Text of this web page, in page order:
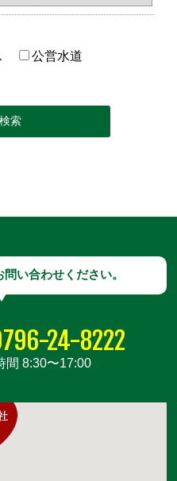
公営水道
い合わせください。
24-8222
間 8:30〜17:00